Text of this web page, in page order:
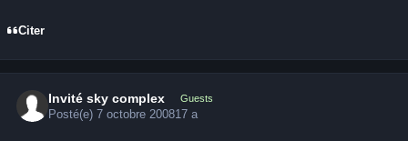
Citer
Invité sky complex Guests
Posté(e) 7 octobre 200817 a